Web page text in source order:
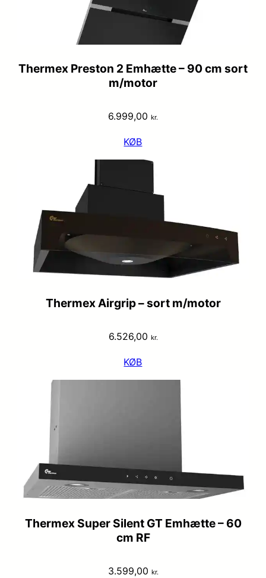
Thermex Preston 2 Emhætte – 90 cm sort
m/motor
6.999,00 kr.
KØB
Thermex Airgrip – sort m/motor
6.526,00 kr.
KØB
Thermex Super Silent GT Emhætte – 60
cm RF
3.599,00 kr.